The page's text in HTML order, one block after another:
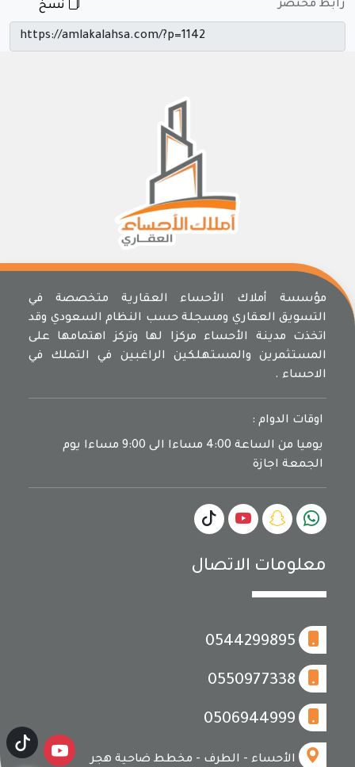
رابط مختصر
مؤسسة أملاك الأحساء العقارية متخصصة في
التسويق العقاري ومسجلة حسب النظام السعودي وقد
اتخذت مدينة الأحساء مركزا لها وتركز اهتمامها على
المستثمرين والمستهلكين الراغبين في التملك في
الاحساء .
اوقات الدوام :
يوميا من الساعة 4:00 مساءا الى 9:00 مساءا يوم
الجمعة اجازة
معلومات الاتصال
0544299895
0550977338
0506944999
الأحساء - الطرف - مخطط ضاحية هجر